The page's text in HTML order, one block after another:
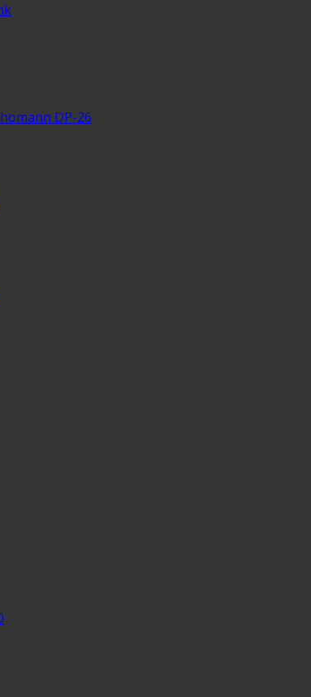
DP-26